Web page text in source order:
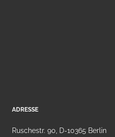
ADRESSE
Ruschestr. 90, D-10365 Berlin